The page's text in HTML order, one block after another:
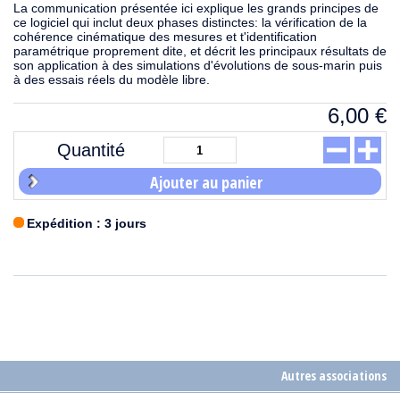
La communication présentée ici explique les grands principes de
ce logiciel qui inclut deux phases distinctes: la vérification de la
cohérence cinématique des mesures et t'identification
paramétrique proprement dite, et décrit les principaux résultats de
son application à des simulations d'évolutions de sous-marin puis
à des essais réels du modèle libre.
6,00 €
Quantité
Ajouter au panier
Expédition : 3 jours
Autres associations